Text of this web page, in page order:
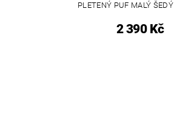
PLETENÝ PUF MALÝ
2 390 Kč